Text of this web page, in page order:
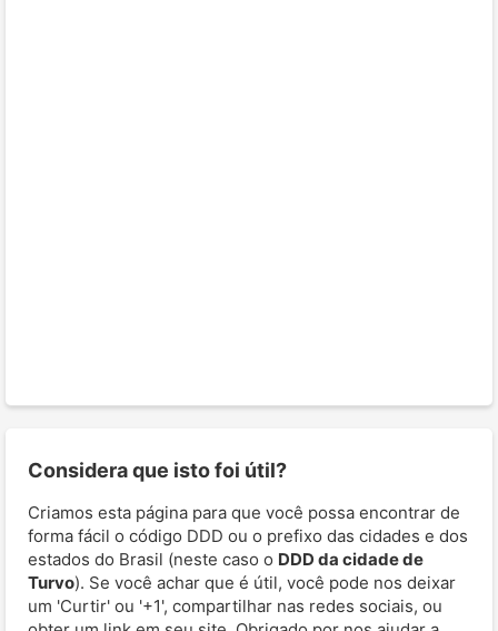
Considera que isto foi útil?
Criamos esta página para que você possa encontrar de
forma fácil o código DDD ou o prefixo das cidades e dos
estados do Brasil (neste caso o DDD da cidade de
Turvo). Se você achar que é útil, você pode nos deixar
um 'Curtir' ou '+1', compartilhar nas redes sociais, ou